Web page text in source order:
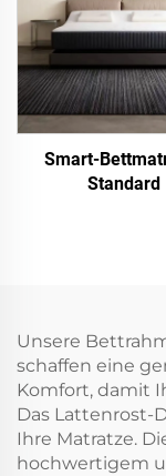
Smart-
Standard
Unsere
schaffen eine
Komfort, damit
Das Lattenrost-
Ihre Matratze.
hochwertigem